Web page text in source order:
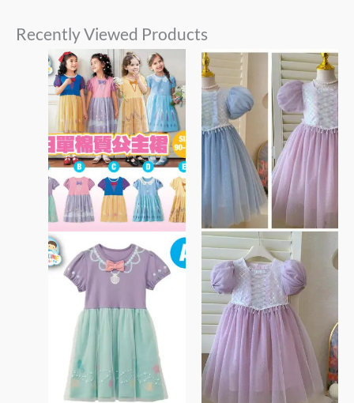
Recently Viewed Products
此
產
品
有
多
種
款
式。
可
在
產
品
擇
選
項
此
產
品
有
多
種
款
式。
可
在
擇
選
項